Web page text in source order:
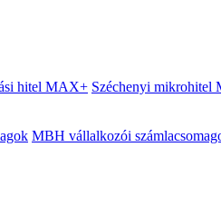
hitel MAX+ Széchenyi mikrohitel
MBH vállalkozói